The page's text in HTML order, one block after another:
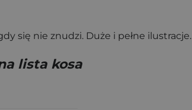
się nie znudzi. Duże i pełne ilustracje.
lista kosa